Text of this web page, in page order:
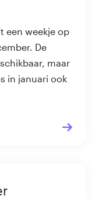
een weekje op
De
maar
in januari ook